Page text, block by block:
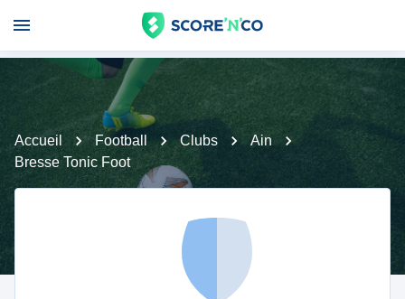
Accueil Football Clubs
Ain
Bresse Tonic Foot